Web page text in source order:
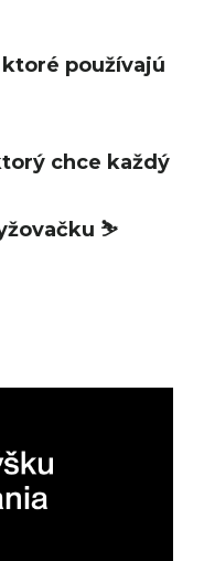
používajú
chce každý
⛷️